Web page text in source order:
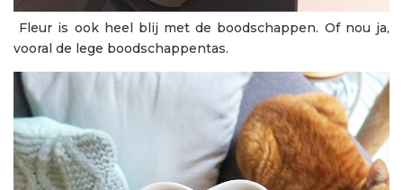
Fleur is ook heel blij met de boodschappen. Of nou ja,
vooral de lege boodschappentas.